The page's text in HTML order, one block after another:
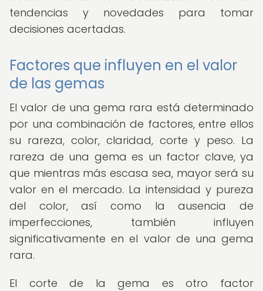
tendencias y novedades para tomar
decisiones acertadas.
Factores que influyen en el valor
de las gemas
El valor de una gema rara está determinado
por una combinación de factores, entre ellos
su rareza, color, claridad, corte y peso. La
rareza de una gema es un factor clave, ya
que mientras más escasa sea, mayor será su
valor en el mercado. La intensidad y pureza
del color, así como la ausencia de
imperfecciones, también influyen
significativamente en el valor de una gema
rara.
El corte de la gema es otro factor